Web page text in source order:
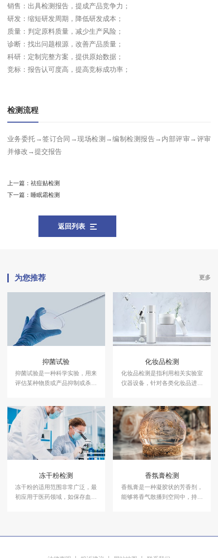
销售：出具检测报告，提成产品竞争力；
研发：缩短研发周期，降低研发成本；
质量：判定原料质量，减少生产风险；
诊断：找出问题根源，改善产品质量；
科研：定制完整方案，提供原始数据；
竞标：报告认可度高，提高竞标成功率；
检测流程
业务委托→签订合同→现场检测→编制检测报告→内部评审→评审
并修改→提交报告
上一篇： 祛痘贴检测
下一篇： 睡眠霜检测
返回列表
为您推荐 更多
抑菌试验
抑菌试验是一种科学实验，用来
评估某种物质或产品抑制或杀灭
产品抑菌试验服务，具备CMA、
CNAS资质认证.
化妆品检测
化妆品检测是指利用相关实验室
仪器设备，针对各类化妆品进行
量和使用安全，保障消费者健
康。中科检测开展化妆品检测服
务，具备CMA、CNAS资质认
证。
冻干粉检测
冻干粉的适用范围非常广泛，最
初应用于医药领域，如保存血液
香氛膏检测
香氛膏是一种凝胶状的芳香剂，
能够将香气散播到空间中，持续
测服务，检测报告具备CMA资